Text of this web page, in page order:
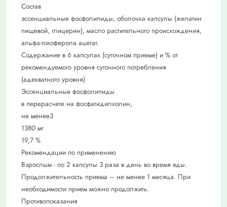
Состав
эссенциальные фосфолипиды, оболочка капсулы (желатин
пищевой, глицерин), масло растительного происхождения,
альфа-токоферола ацетат.
Содержание в 6 капсулах (суточном приеме) и % от
рекомендуемого уровня суточного потребления
(адекватного уровня)
Эссенциальные фосфолипиды
в перерасчете на фосфатидилхолин,
не менее3
1380 мг
19,7 %
Рекомендации по применению
Взрослым - по 2 капсулы 3 раза в день во время еды.
Продолжительность приема – не менее 1 месяца. При
необходимости прием можно продолжить.
Противопоказания